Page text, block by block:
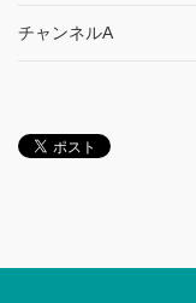
チャンネルA